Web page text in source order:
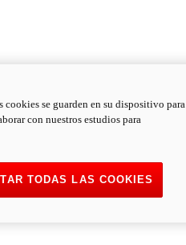
cookies se guarden en su dispositivo para
con nuestros estudios para
TODAS LAS COOKIES